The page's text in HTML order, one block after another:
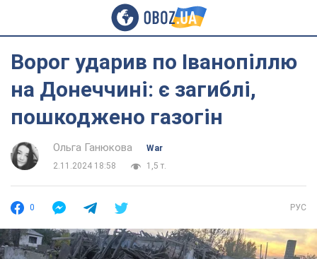
Ворог ударив по Іванопіллю
на Донеччині: є загиблі,
пошкоджено газогін
Ольга Ганюкова
War
2.11.2024 18:58
1,5 т.
0 РУС